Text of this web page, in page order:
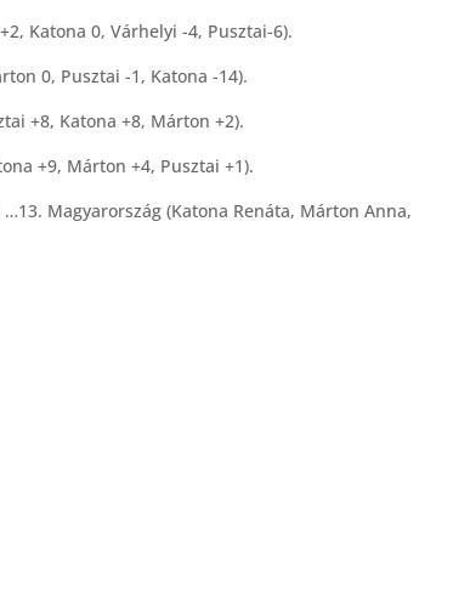
Katona 0, Várhelyi -4, Pusztai-6).
0, Pusztai -1, Katona -14).
+8, Katona +8, Márton +2).
+9, Márton +4, Pusztai +1).
Magyarország (Katona Renáta, Márton Anna,